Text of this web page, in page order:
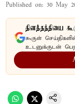
Published on: 30 May
தினத்தந்தியை
கூகுள்
உடனுக்குடன்